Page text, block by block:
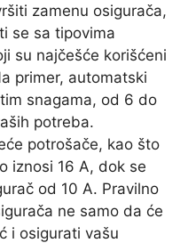
zamenu osigurača,
se sa tipovima
su najčešće korišćeni
primer, automatski
snagama, od 6 do
potreba.
potrošače, kao što
iznosi 16 A, dok se
od 10 A. Pravilno
ne samo da će
i osigurati vašu